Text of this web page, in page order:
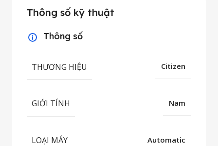
Thông số kỹ thuật
Thông số
THƯƠNG HIỆU Citizen
GIỚI TÍNH Nam
LOẠI MÁY Automatic